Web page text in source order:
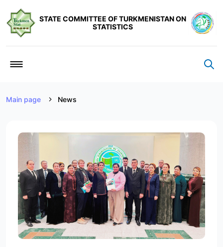
STATE COMMITTEE OF TURKMENISTAN ON
STATISTICS
Main page News